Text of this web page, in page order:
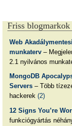
Friss blogmarkok
Web
munkaterv–
2.1 nyilvános
MongoDB
Servers– Több
hackerek (2)
12 Signs You’re
funkciógyártás